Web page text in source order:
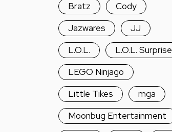
Bratz
Cody
Jazwares
JJ
L.O.L.
L.O.L. Surprise
LEGO Ninjago
Little Tikes
mga
Moonbug Entertainment